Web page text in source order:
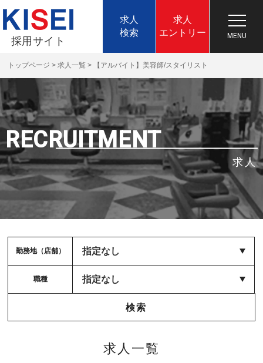
採用サイト
求人
検索
求人
エントリー
トップページ >求人一覧 > 【アルバイト】美容師/スタイリスト
RECRUITMENT
求人
勤務地（店舗）
職種
求人一覧